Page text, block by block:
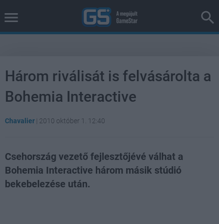
Három riválisát is felvásárolta a
Bohemia Interactive
Chavalier | 2010 október 1. 12:40
Csehország vezető fejlesztőjévé válhat a
Bohemia Interactive három másik stúdió
bekebelezése után.